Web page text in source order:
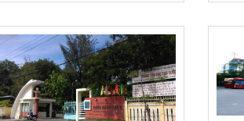
vụ sự phát triển kinh tế - xã...
hội